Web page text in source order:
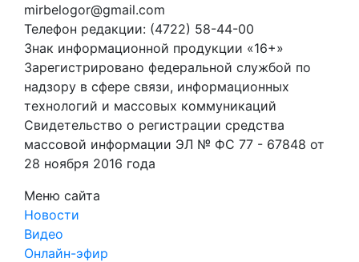
mirbelogor@gmail.com
Телефон редакции: (4722) 58-44-00
Знак информационной продукции «16+»
Зарегистрировано федеральной службой по
надзору в сфере связи, информационных
технологий и массовых коммуникаций
Свидетельство о регистрации средства
массовой информации ЭЛ № ФС 77 - 67848 от
28 ноября 2016 года
Меню сайта
Новости
Видео
Онлайн-эфир